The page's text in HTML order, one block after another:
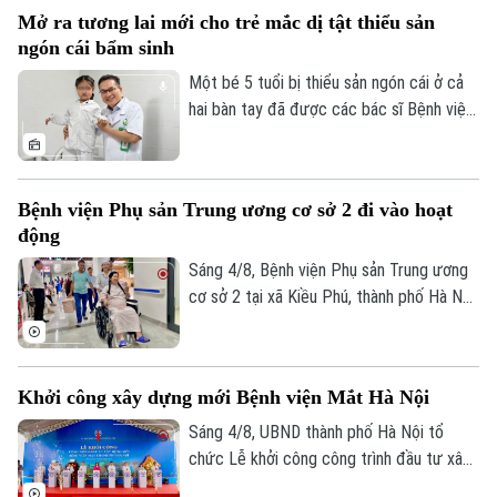
của các bác sĩ Bệnh viện Bạch Mai, một
trình vượt 1.000 km xuyên đêm.
Mở ra tương lai mới cho trẻ mắc dị tật thiểu sản
ngón cái bẩm sinh
Một bé 5 tuổi bị thiểu sản ngón cái ở cả
hai bàn tay đã được các bác sĩ Bệnh viện
cầm bút, dùng đũa và tự chăm sóc bản
cho những trường hợp dị tật ngón cái
bẩm sinh nặng.
Bệnh viện Phụ sản Trung ương cơ sở 2 đi vào hoạt
động
Sáng 4/8, Bệnh viện Phụ sản Trung ương
cơ sở 2 tại xã Kiều Phú, thành phố Hà Nội
tế.
Khởi công xây dựng mới Bệnh viện Mắt Hà Nội
Sáng 4/8, UBND thành phố Hà Nội tổ
chức Lễ khởi công công trình đầu tư xây